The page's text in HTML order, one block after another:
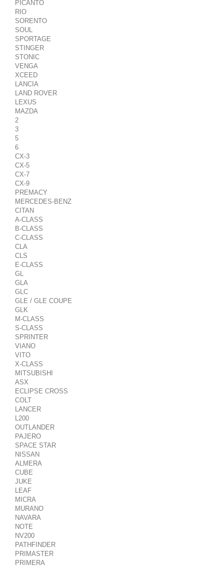
PICANTO
RIO
SORENTO
SOUL
SPORTAGE
STINGER
STONIC
VENGA
XCEED
LANCIA
LAND ROVER
LEXUS
MAZDA
2
3
5
6
CX-3
CX-5
CX-7
CX-9
PREMACY
MERCEDES-BENZ
CITAN
A-CLASS
B-CLASS
C-CLASS
CLA
CLS
E-CLASS
GL
GLA
GLC
GLE / GLE COUPE
GLK
M-CLASS
S-CLASS
SPRINTER
VIANO
VITO
X-CLASS
MITSUBISHI
ASX
ECLIPSE CROSS
COLT
LANCER
L200
OUTLANDER
PAJERO
SPACE STAR
NISSAN
ALMERA
CUBE
JUKE
LEAF
MICRA
MURANO
NAVARA
NOTE
NV200
PATHFINDER
PRIMASTER
PRIMERA